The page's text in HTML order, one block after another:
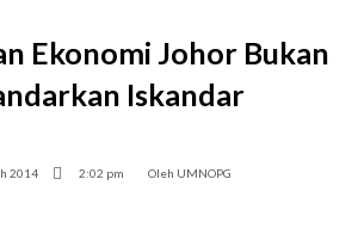
Ekonomi Johor Bukan
Iskandar
2014 2:02 pm Oleh UMNOPG